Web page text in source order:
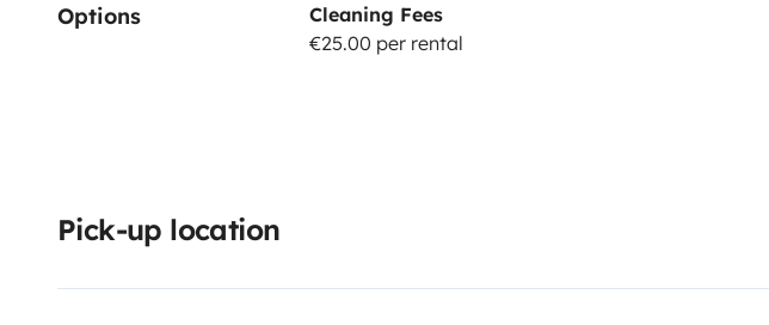
Options
Cleaning Fees
€25.00 per rental
Pick-up location